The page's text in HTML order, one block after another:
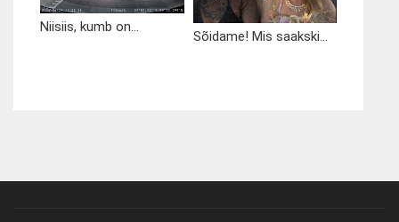
Niisiis, kumb on...
Sõidame! Mis saakski...